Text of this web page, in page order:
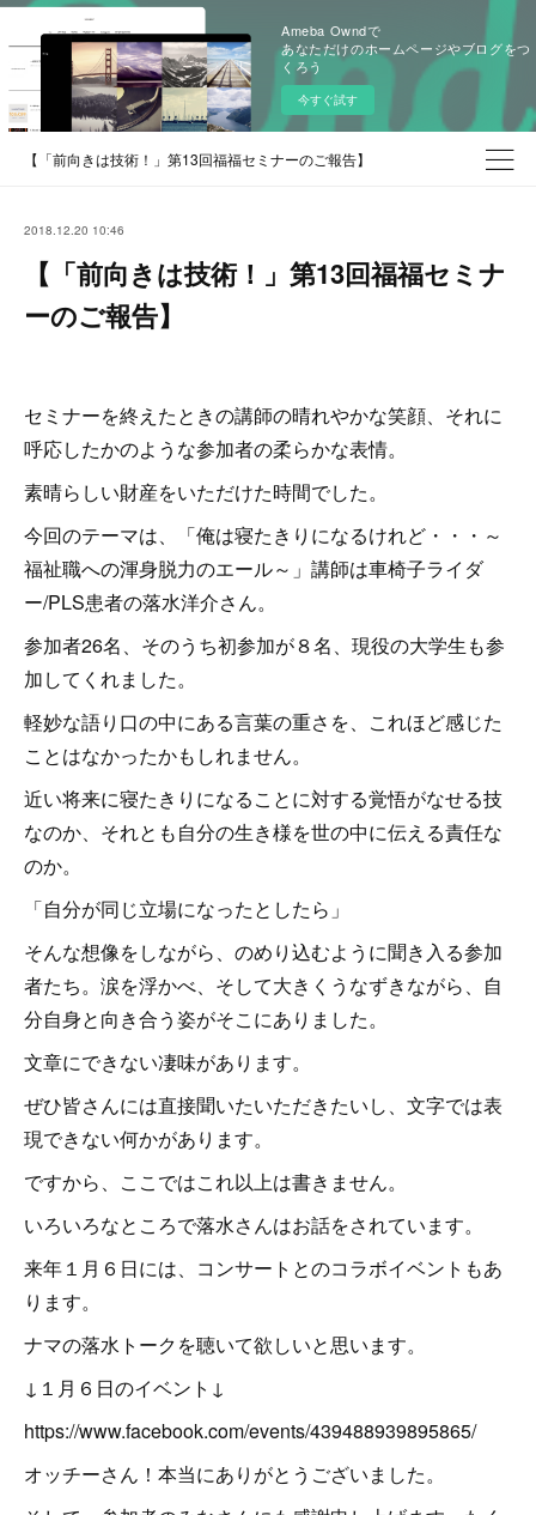
Ameba Owndで
あなただけのホームページやブログをつ
くろう
今すぐ試す
【「前向きは技術！」第13回福福セミナーのご報告】
2018.12.20 10:46
【「前向きは技術！」第13回福福セミナ
ーのご報告】
セミナーを終えたときの講師の晴れやかな笑顔、それに
呼応したかのような参加者の柔らかな表情。
素晴らしい財産をいただけた時間でした。
今回のテーマは、「俺は寝たきりになるけれど・・・～
福祉職への渾身脱力のエール～」講師は車椅子ライダ
ー/PLS患者の落水洋介さん。
参加者26名、そのうち初参加が８名、現役の大学生も参
加してくれました。
軽妙な語り口の中にある言葉の重さを、これほど感じた
ことはなかったかもしれません。
近い将来に寝たきりになることに対する覚悟がなせる技
なのか、それとも自分の生き様を世の中に伝える責任な
のか。
「自分が同じ立場になったとしたら」
そんな想像をしながら、のめり込むように聞き入る参加
者たち。涙を浮かべ、そして大きくうなずきながら、自
分自身と向き合う姿がそこにありました。
文章にできない凄味があります。
ぜひ皆さんには直接聞いたいただきたいし、文字では表
現できない何かがあります。
ですから、ここではこれ以上は書きません。
いろいろなところで落水さんはお話をされています。
来年１月６日には、コンサートとのコラボイベントもあ
ります。
ナマの落水トークを聴いて欲しいと思います。
↓１月６日のイベント↓
https://www.facebook.com/events/439488939895865/
オッチーさん！本当にありがとうございました。